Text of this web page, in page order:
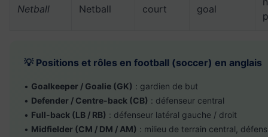
Netball Netball court goal
💡 Positions et rôles en football (soccer) en anglais
• Goalkeeper / Goalie (GK) : gardien de but
• Defender / Centre-back (CB) : défenseur central
• Full-back (LB / RB) : défenseur latéral gauche / droit
• Midfielder (CM / DM / AM) : milieu de terrain central,